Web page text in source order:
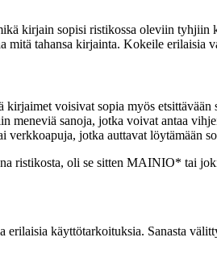
kirjain sopisi ristikossa oleviin tyhjiin
mitä tahansa kirjainta. Kokeile erilaisia
voisivat sopia myös etsittävään
meneviä sanoja, jotka voivat antaa
verkkoapuja, jotka auttavat löytämään
ristikosta, oli se sitten MAINIO* tai
käyttötarkoituksia. Sanasta